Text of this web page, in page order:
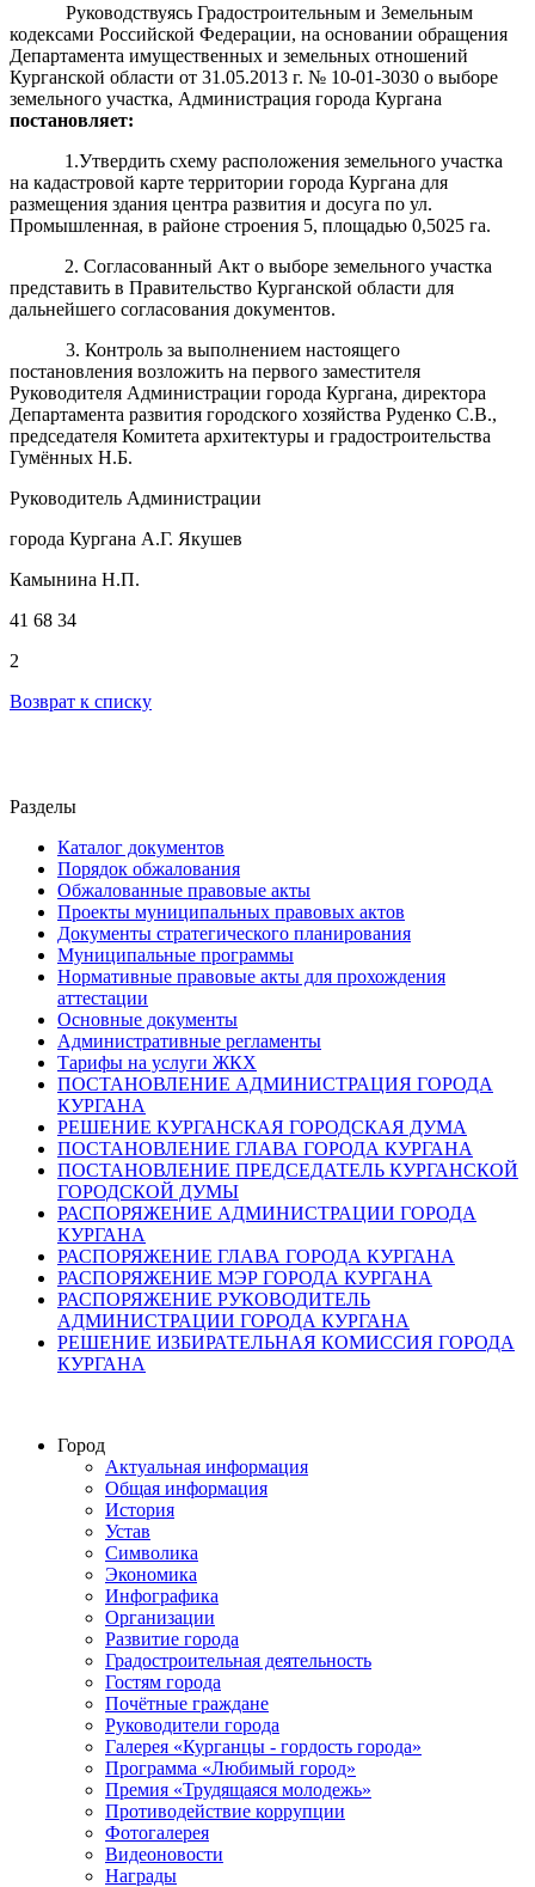
Руководствуясь Градостроительным и Земельным
кодексами Российской Федерации, на основании обращения
Департамента имущественных и земельных отношений
Курганской области от 31.05.2013 г. № 10-01-3030 о выборе
земельного участка, Администрация города Кургана
постановляет:
1.Утвердить схему расположения земельного участка
на кадастровой карте территории города Кургана для
размещения здания центра развития и досуга по ул.
Промышленная, в районе строения 5, площадью 0,5025 га.
2. Согласованный Акт о выборе земельного участка
представить в Правительство Курганской области для
дальнейшего согласования документов.
3. Контроль за выполнением настоящего
постановления возложить на первого заместителя
Руководителя Администрации города Кургана, директора
Департамента развития городского хозяйства Руденко С.В.,
председателя Комитета архитектуры и градостроительства
Гумённых Н.Б.
Руководитель Администрации
города Кургана А.Г. Якушев
Камынина Н.П.
41 68 34
2
Возврат к списку
Разделы
Каталог документов
Порядок обжалования
Обжалованные правовые акты
Проекты муниципальных правовых актов
Документы стратегического планирования
Муниципальные программы
Нормативные правовые акты для прохождения
аттестации
Основные документы
Административные регламенты
Тарифы на услуги ЖКХ
ПОСТАНОВЛЕНИЕ АДМИНИСТРАЦИЯ ГОРОДА
КУРГАНА
РЕШЕНИЕ КУРГАНСКАЯ ГОРОДСКАЯ ДУМА
ПОСТАНОВЛЕНИЕ ГЛАВА ГОРОДА КУРГАНА
ПОСТАНОВЛЕНИЕ ПРЕДСЕДАТЕЛЬ КУРГАНСКОЙ
ГОРОДСКОЙ ДУМЫ
РАСПОРЯЖЕНИЕ АДМИНИСТРАЦИИ ГОРОДА
КУРГАНА
РАСПОРЯЖЕНИЕ ГЛАВА ГОРОДА КУРГАНА
РАСПОРЯЖЕНИЕ МЭР ГОРОДА КУРГАНА
РАСПОРЯЖЕНИЕ РУКОВОДИТЕЛЬ
АДМИНИСТРАЦИИ ГОРОДА КУРГАНА
РЕШЕНИЕ ИЗБИРАТЕЛЬНАЯ КОМИССИЯ ГОРОДА
КУРГАНА
Город
Актуальная информация
Общая информация
История
Устав
Символика
Экономика
Инфографика
Организации
Развитие города
Градостроительная деятельность
Гостям города
Почётные граждане
Руководители города
Галерея «Курганцы - гордость города»
Программа «Любимый город»
Премия «Трудящаяся молодежь»
Противодействие коррупции
Фотогалерея
Видеоновости
Награды